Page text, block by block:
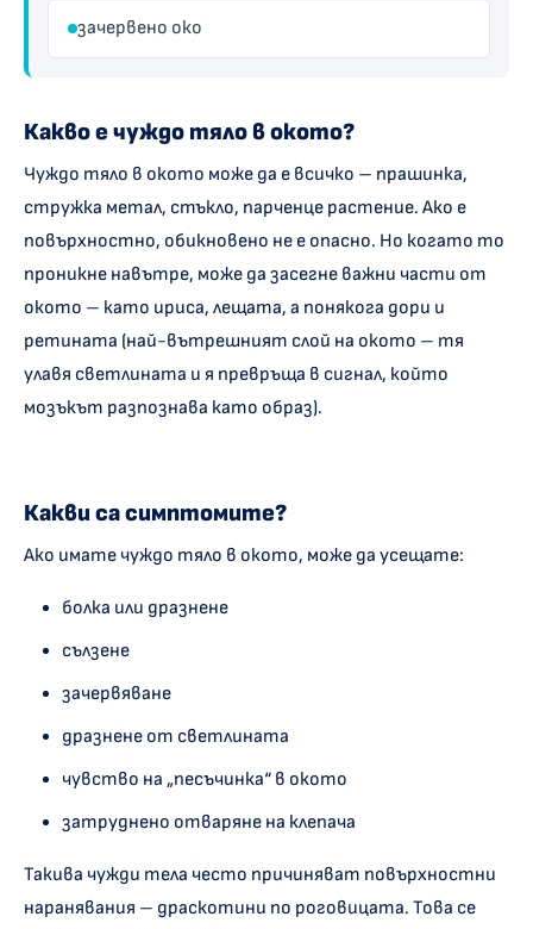
зачервено око
Какво е чуждо тяло в окото?
Чуждо тяло в окото може да е всичко – прашинка,
стружка метал, стъкло, парченце растение. Ако е
повърхностно, обикновено не е опасно. Но когато то
проникне навътре, може да засегне важни части от
окото – като ириса, лещата, а понякога дори и
ретината (най-вътрешният слой на окото – тя
улавя светлината и я превръща в сигнал, който
мозъкът разпознава като образ).
Какви са симптомите?
Ако имате чуждо тяло в окото, може да усещате:
болка или дразнене
сълзене
зачервяване
дразнене от светлината
чувство на „песъчинка“ в окото
затруднено отваряне на клепача
Такива чужди тела често причиняват повърхностни
наранявания – драскотини по роговицата. Това се